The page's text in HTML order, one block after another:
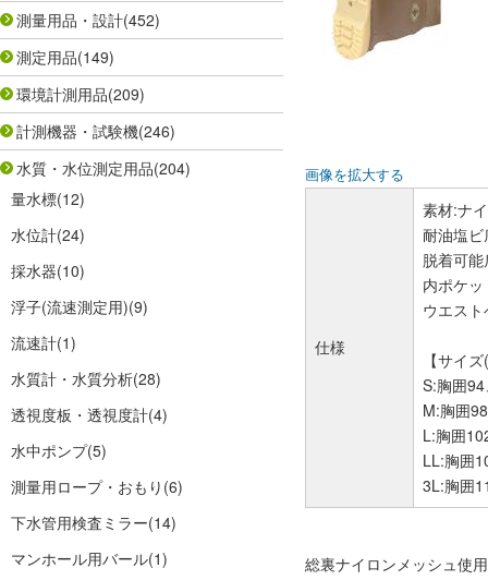
測量用品・設計(452)
測定用品(149)
環境計測用品(209)
計測機器・試験機(246)
水質・水位測定用品(204)
量水標(12)
水位計(24)
採水器(10)
浮子(流速測定用)(9)
流速計(1)
水質計・水質分析(28)
透視度板・透視度計(4)
水中ポンプ(5)
測量用ロープ・おもり (6)
下水管用検査ミラー(14)
マンホール用バール(1)
画像を拡大する
仕様
素材:ナ
耐油塩ビ
脱着可
内ポケ
ウエス
【サイ
S:胸囲
M:胸囲
L:胸囲
LL:胸囲
3L:胸囲
総裏ナイロンメッシュ使